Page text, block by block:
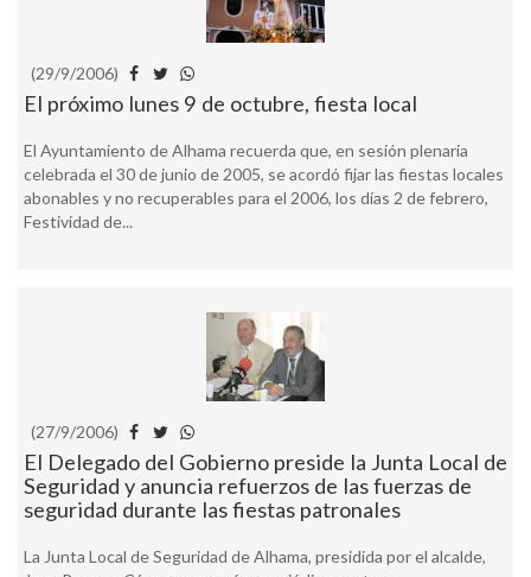
(29/9/2006)
El próximo lunes 9 de octubre, fiesta local
El Ayuntamiento de Alhama recuerda que, en sesión plenaria
celebrada el 30 de junio de 2005, se acordó fijar las fiestas locales
abonables y no recuperables para el 2006, los días 2 de febrero,
Festividad de...
(27/9/2006)
El Delegado del Gobierno preside la Junta Local de
Seguridad y anuncia refuerzos de las fuerzas de
seguridad durante las fiestas patronales
La Junta Local de Seguridad de Alhama, presidida por el alcalde,